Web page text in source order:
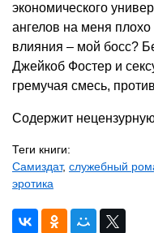
экономического
ангелов на меня
влияния – мой босс?
Джейкоб Фостер и
гремучая смесь,
Содержит
Теги книги:
Самиздат, служебный
эротика